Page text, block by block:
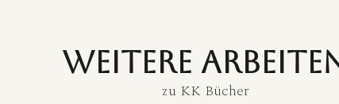
weitere
zu KK Bücher